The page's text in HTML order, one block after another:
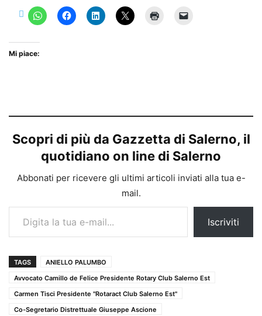
Mi piace:
Scopri di più da Gazzetta di Salerno, il
quotidiano on line di Salerno
Abbonati per ricevere gli ultimi articoli inviati alla tua e-
mail.
Digita la tua e-mail...
Iscriviti
TAGS
ANIELLO PALUMBO
Avvocato Camillo de Felice Presidente Rotary Club Salerno Est
Carmen Tisci Presidente "Rotaract Club Salerno Est"
Co-Segretario Distrettuale Giuseppe Ascione